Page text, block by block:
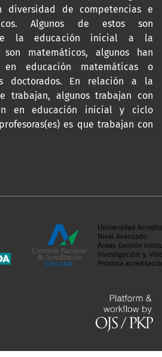
diversidad de competencias e
Algunos de estos son
la educación inicial a la
matemáticos, algunos han
en educación matemáticas o
doctorados. En relación a la
trabajan, algunos trabajan con
en educación inicial y ciclo
es que trabajan con